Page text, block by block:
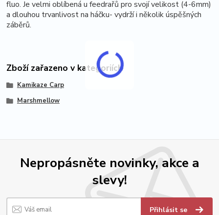
fluo. Je velmi oblíbená u feedrařů pro svojí velikost (4-6mm)
a dlouhou trvanlivost na háčku- vydrží i několik úspěšných
záběrů.
Zboží zařazeno v kategoriích
Kamikaze Carp
Marshmellow
Nepropásněte novinky, akce a
slevy!
Přihlásit se